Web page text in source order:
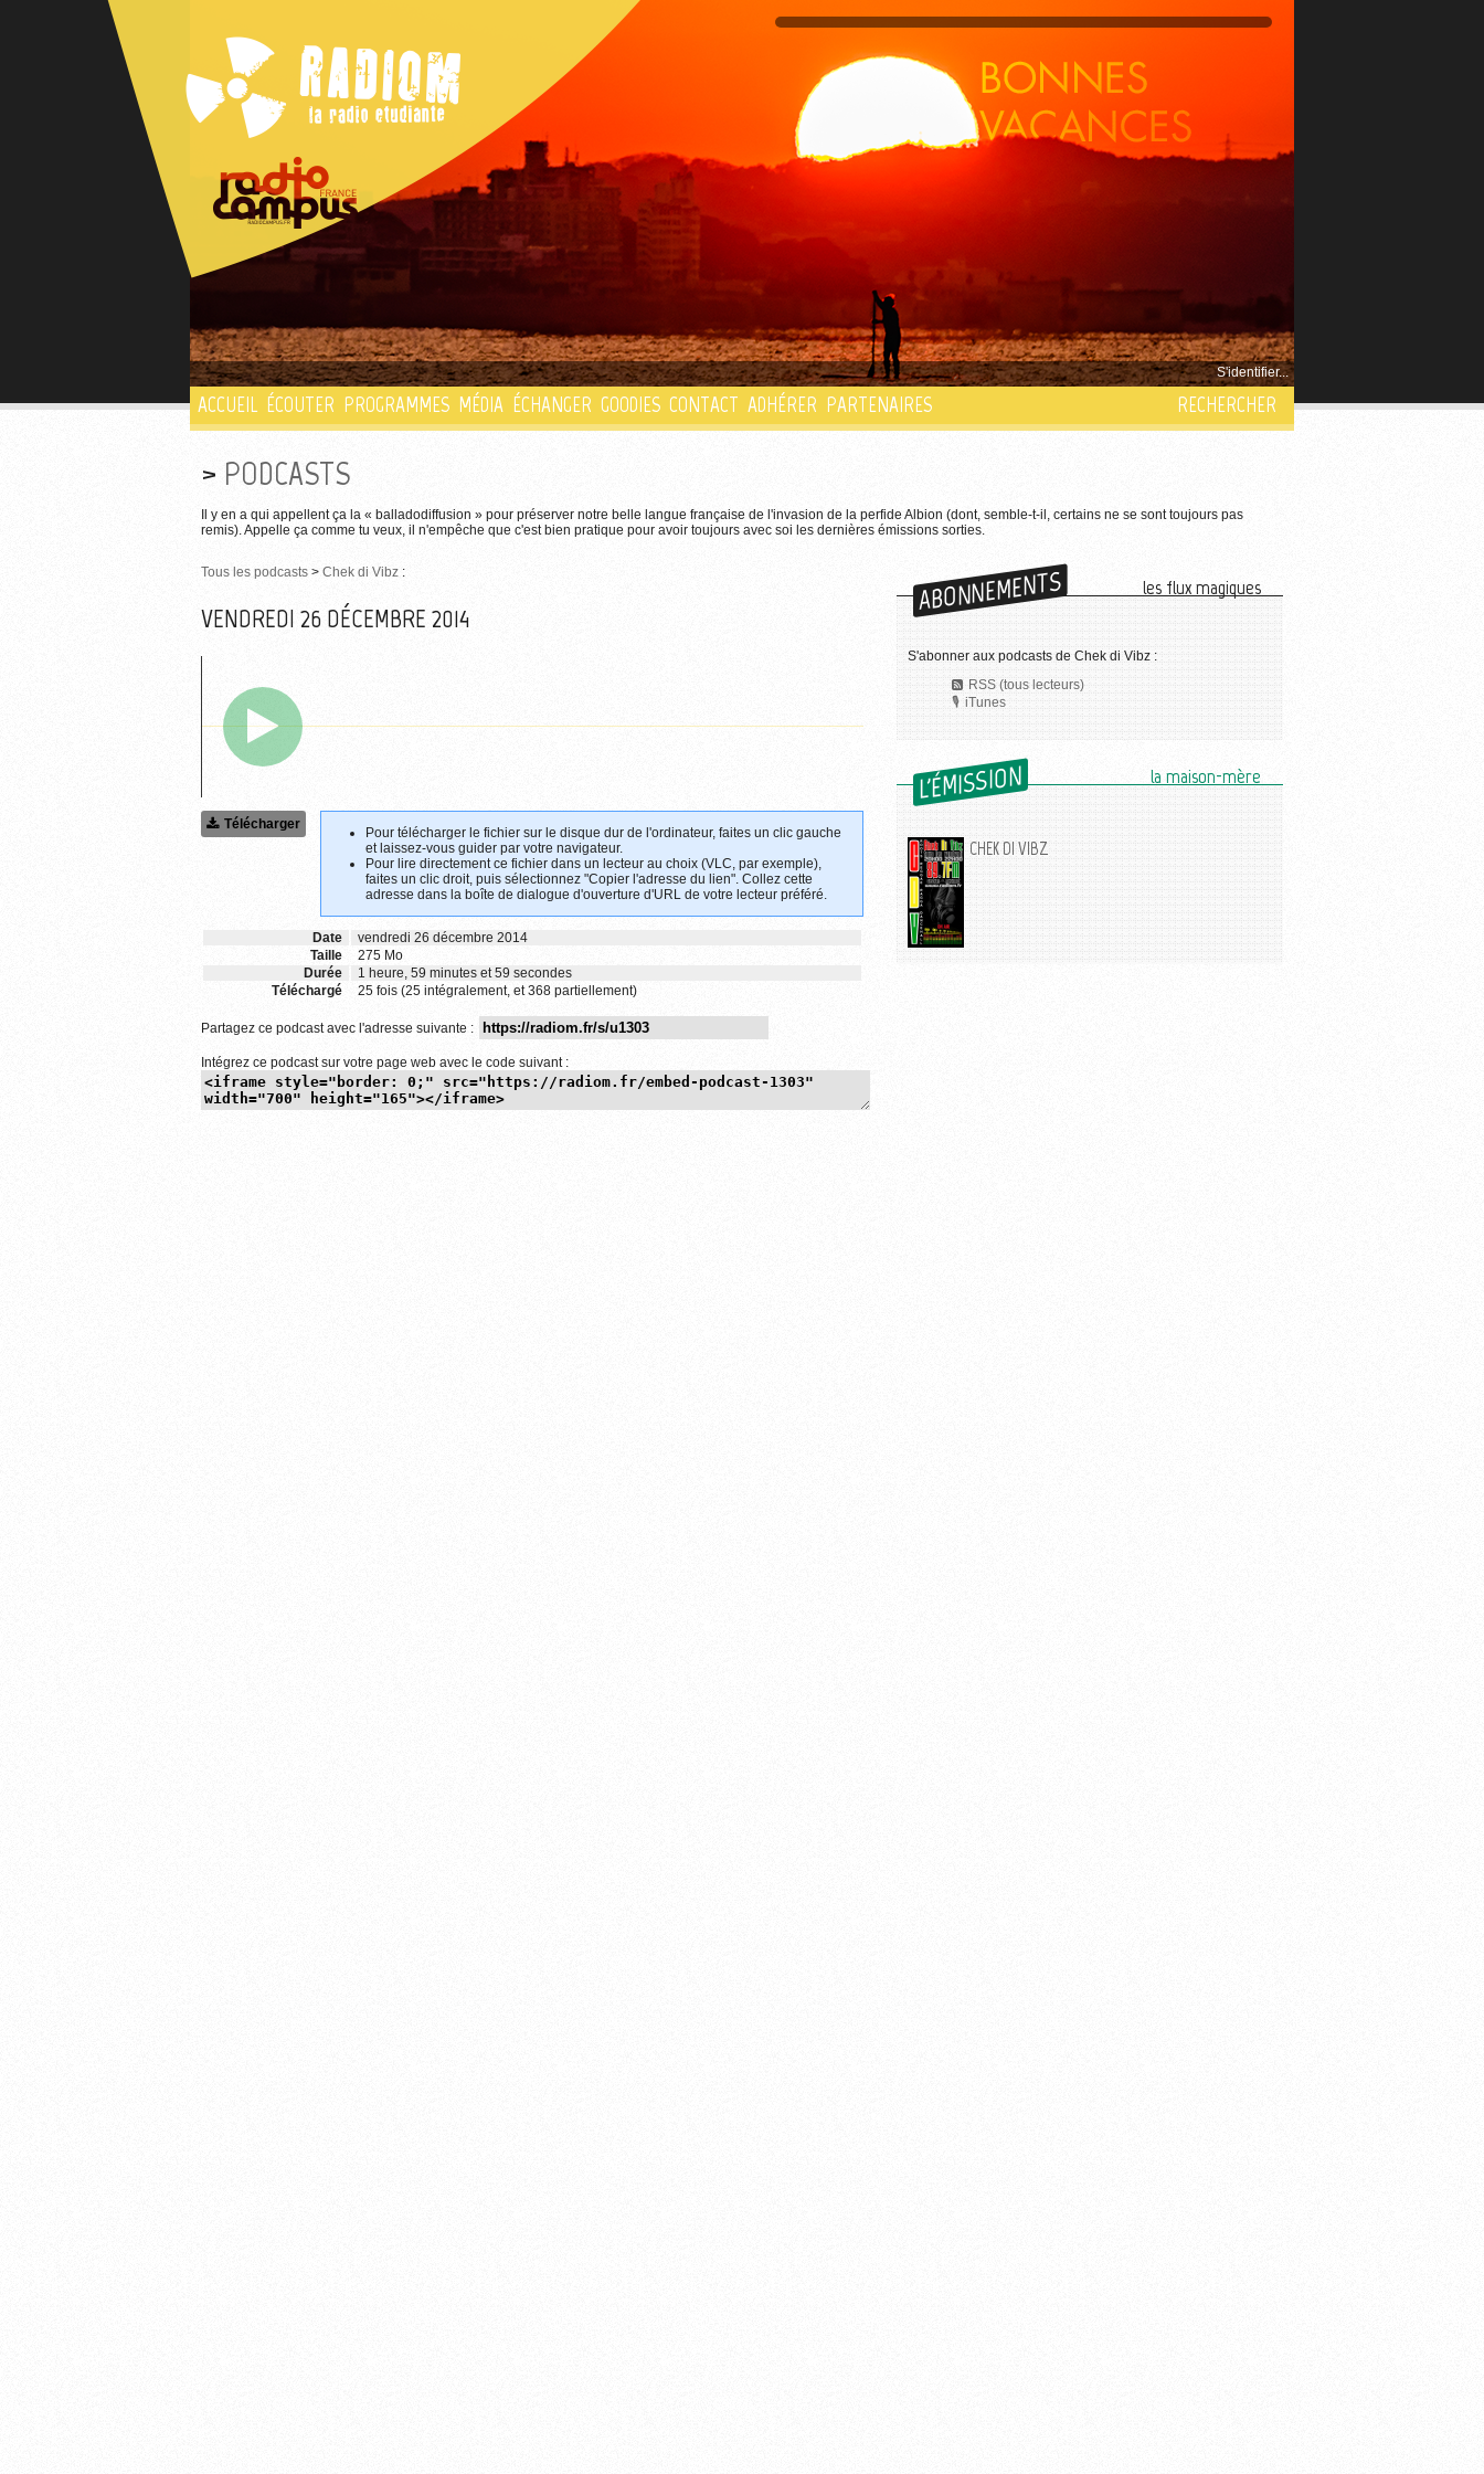
S'identifier...
ACCUEIL ÉCOUTER PROGRAMMES MÉDIA ÉCHANGER GOODIES CONTACT ADHÉRER PARTENAIRES RECHERCHER
PODCASTS
Il y en a qui appellent ça la « balladodiffusion » pour préserver notre belle langue française de l'invasion de la perfide Albion (dont, semble-t-il, certains ne se sont toujours pas
remis). Appelle ça comme tu veux, il n'empêche que c'est bien pratique pour avoir toujours avec soi les dernières émissions sorties.
Tous les podcasts > Chek di Vibz :
VENDREDI 26 DÉCEMBRE 2014
Télécharger
Pour télécharger le fichier sur le disque dur de l'ordinateur, faites un clic gauche
et laissez-vous guider par votre navigateur.
Pour lire directement ce fichier dans un lecteur au choix (VLC, par exemple),
faites un clic droit, puis sélectionnez "Copier l'adresse du lien". Collez cette
adresse dans la boîte de dialogue d'ouverture d'URL de votre lecteur préféré.
Date
vendredi 26 décembre 2014
Taille
275 Mo
Durée
1 heure, 59 minutes et 59 secondes
Téléchargé
25 fois (25 intégralement, et 368 partiellement)
Partagez ce podcast avec l'adresse suivante :
Intégrez ce podcast sur votre page web avec le code suivant :
ABONNEMENTS les flux magiques
S'abonner aux podcasts de Chek di Vibz :
RSS (tous lecteurs)
iTunes
L'ÉMISSION la maison-mère
CHEK DI VIBZ